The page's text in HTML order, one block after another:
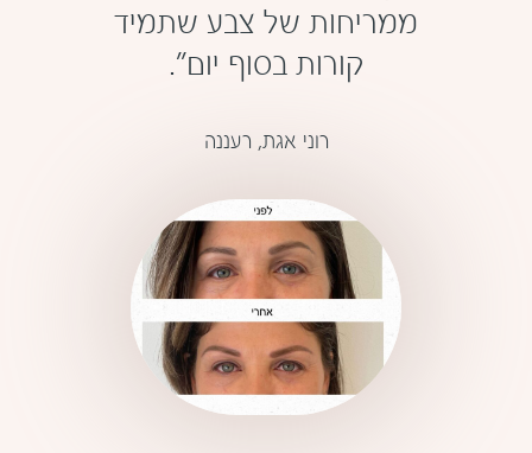
ממריחות של צבע שתמיד
קורות בסוף יום".
רוני אגת, רעננה